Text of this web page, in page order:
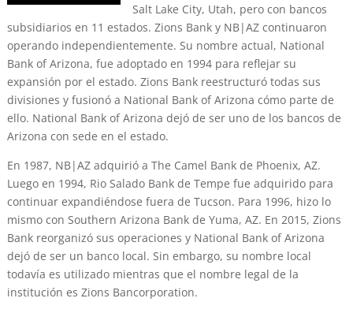
Salt Lake City, Utah, pero con bancos
subsidiarios en 11 estados. Zions Bank y NB|AZ continuaron
operando independientemente. Su nombre actual, National
Bank of Arizona, fue adoptado en 1994 para reflejar su
expansión por el estado. Zions Bank reestructuró todas sus
divisiones y fusionó a National Bank of Arizona cómo parte de
ello. National Bank of Arizona dejó de ser uno de los bancos de
Arizona con sede en el estado.
En 1987, NB|AZ adquirió a The Camel Bank de Phoenix, AZ.
Luego en 1994, Rio Salado Bank de Tempe fue adquirido para
continuar expandiéndose fuera de Tucson. Para 1996, hizo lo
mismo con Southern Arizona Bank de Yuma, AZ. En 2015, Zions
Bank reorganizó sus operaciones y National Bank of Arizona
dejó de ser un banco local. Sin embargo, su nombre local
todavía es utilizado mientras que el nombre legal de la
institución es Zions Bancorporation.